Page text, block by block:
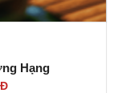
Hạng